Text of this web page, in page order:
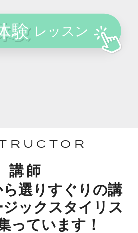
講師
ら選りすぐりの講
ックスタイリス
っています！